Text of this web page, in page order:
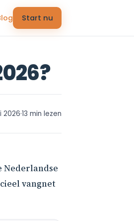
Start nu
2026·13 min lezen
Nederlandse
vangnet